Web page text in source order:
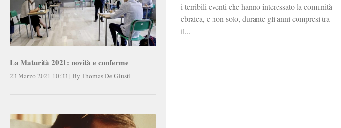
i terribili eventi che hanno interessato la comunità
ebraica, e non solo, durante gli anni compresi tra
il...
La Maturità 2021: novità e conferme
23 Marzo 2021 10:33 | By Thomas De Giusti